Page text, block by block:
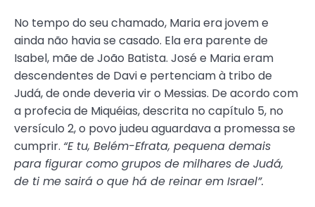
No tempo do seu chamado, Maria era jovem e
ainda não havia se casado. Ela era parente de
Isabel, mãe de João Batista. José e Maria eram
descendentes de Davi e pertenciam à tribo de
Judá, de onde deveria vir o Messias. De acordo com
a profecia de Miquéias, descrita no capítulo 5, no
versículo 2, o povo judeu aguardava a promessa se
cumprir. “E tu, Belém-Efrata, pequena demais
para figurar como grupos de milhares de Judá,
de ti me sairá o que há de reinar em Israel”.